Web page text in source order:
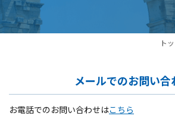
ト
メールでのお問い合
お電話でのお問い合わせはこちら